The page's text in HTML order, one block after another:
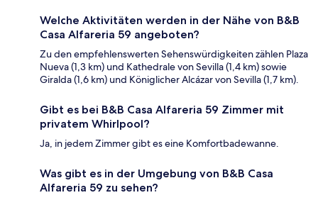
Welche Aktivitäten werden in der Nähe von B&B
Casa Alfareria 59 angeboten?
Zu den empfehlenswerten Sehenswürdigkeiten zählen Plaza
Nueva (1,3 km) und Kathedrale von Sevilla (1,4 km) sowie
Giralda (1,6 km) und Königlicher Alcázar von Sevilla (1,7 km).
Gibt es bei B&B Casa Alfareria 59 Zimmer mit
privatem Whirlpool?
Ja, in jedem Zimmer gibt es eine Komfortbadewanne.
Was gibt es in der Umgebung von B&B Casa
Alfareria 59 zu sehen?